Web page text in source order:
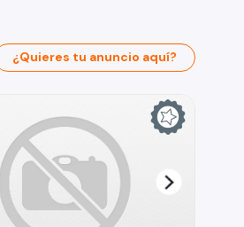
¿Quieres tu anuncio aquí?